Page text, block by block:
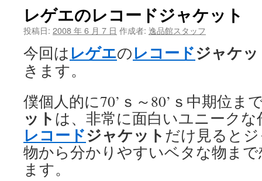
レゲエのレコードジャケット
投稿日: 2008 年 6 月 7 日 作成者: 逸品館スタッフ
今回はレゲエのレコードジャケ
きます。
僕個人的に70’ｓ～80’ｓ中期位ま
ット は、非常に面白いユニーク
レコードジャケット だけ見ると
物から分かりやすいベタな物ま
ます。